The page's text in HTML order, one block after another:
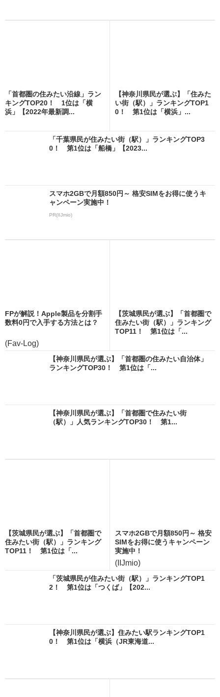
「首都圏の住みたい沿線」ラン
キングTOP20！ 1位は「横
浜」【2022年最新調...
【神奈川県民が選ぶ】「住みた
い街（駅）」ランキングTOP1
0！ 第1位は「横浜」...
「千葉県民が住みたい街（駅）」ランキングTOP3
0！ 第1位は「船橋」【2023...
スマホ2GBで月額850円～ 格安SIMをお得に使うキ
ャンペーン実施中！
PR(IIJmio)
FPが解説！Apple製品を分割手
数料0円で入手する方法とは？
(Fav-Log)
【茨城県民が選ぶ】「首都圏で
住みたい街（駅）」ランキング
TOP11！ 第1位は「...
【神奈川県民が選ぶ】「首都圏の住みたい自治体」
ランキングTOP30！ 第1位は「...
【神奈川県民が選ぶ】「首都圏で住みたい街
（駅）」人気ランキングTOP30！ 第1...
【茨城県民が選ぶ】「首都圏で
住みたい街（駅）」ランキング
TOP11！ 第1位は「...
スマホ2GBで月額850円～ 格安
SIMをお得に使うキャンペーン
実施中！
(IIJmio)
「茨城県民が住みたい街（駅）」ランキングTOP1
2！ 第1位は「つくば」【202...
【神奈川県民が選ぶ】住みたい駅ランキングTOP1
0！ 第1位は「横浜（JR東海道...